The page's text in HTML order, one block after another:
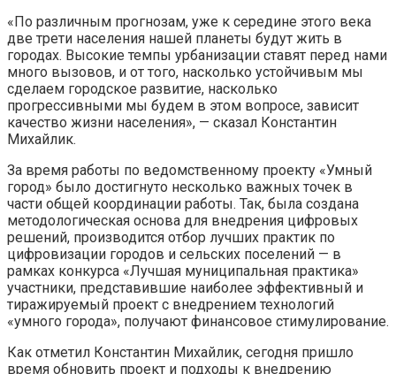
«По различным прогнозам, уже к середине этого века
две трети населения нашей планеты будут жить в
городах. Высокие темпы урбанизации ставят перед нами
много вызовов, и от того, насколько устойчивым мы
сделаем городское развитие, насколько
прогрессивными мы будем в этом вопросе, зависит
качество жизни населения», — сказал Константин
Михайлик.
За время работы по ведомственному проекту «Умный
город» было достигнуто несколько важных точек в
части общей координации работы. Так, была создана
методологическая основа для внедрения цифровых
решений, производится отбор лучших практик по
цифровизации городов и сельских поселений — в
рамках конкурса «Лучшая муниципальная практика»
участники, представившие наиболее эффективный и
тиражируемый проект с внедрением технологий
«умного города», получают финансовое стимулирование.
Как отметил Константин Михайлик, сегодня пришло
время обновить проект и подходы к внедрению